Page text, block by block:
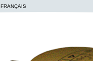
FRANÇAIS